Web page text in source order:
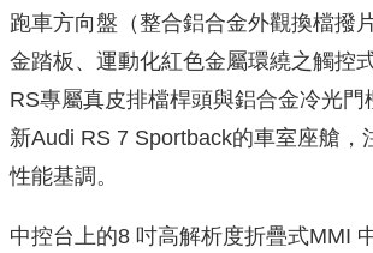
跑車方向盤（整合鋁合金外觀換檔撥
金踏板、運動化紅色金屬環繞之觸控
RS專屬真皮排檔桿頭與鋁合金冷光門
新Audi RS 7 Sportback的車室座艙，
性能基調。
中控台上的8 吋高解析度折疊式MMI